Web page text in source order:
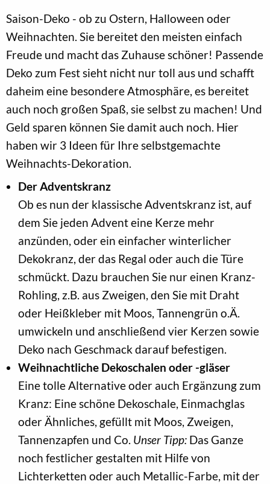
Saison-Deko - ob zu Ostern, Halloween oder
Weihnachten. Sie bereitet den meisten einfach
Freude und macht das Zuhause schöner! Passende
Deko zum Fest sieht nicht nur toll aus und schafft
daheim eine besondere Atmosphäre, es bereitet
auch noch großen Spaß, sie selbst zu machen! Und
Geld sparen können Sie damit auch noch. Hier
haben wir 3 Ideen für Ihre selbstgemachte
Weihnachts-Dekoration.
Der Adventskranz
Ob es nun der klassische Adventskranz ist, auf
dem Sie jeden Advent eine Kerze mehr
anzünden, oder ein einfacher winterlicher
Dekokranz, der das Regal oder auch die Türe
schmückt. Dazu brauchen Sie nur einen Kranz-
Rohling, z.B. aus Zweigen, den Sie mit Draht
oder Heißkleber mit Moos, Tannengrün o.Ä.
umwickeln und anschließend vier Kerzen sowie
Deko nach Geschmack darauf befestigen.
Weihnachtliche Dekoschalen oder -gläser
Eine tolle Alternative oder auch Ergänzung zum
Kranz: Eine schöne Dekoschale, Einmachglas
oder Ähnliches, gefüllt mit Moos, Zweigen,
Tannenzapfen und Co. Unser Tipp: Das Ganze
noch festlicher gestalten mit Hilfe von
Lichterketten oder auch Metallic-Farbe, mit der